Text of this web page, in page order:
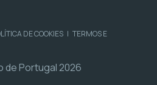
DE COOKIES | TERMOS E
de Portugal 2026